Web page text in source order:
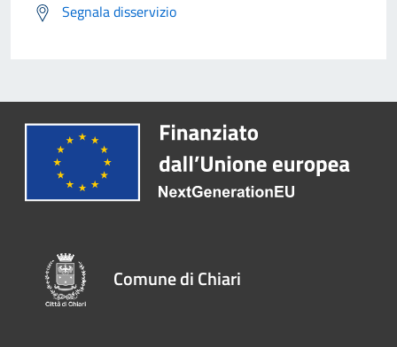
Segnala disservizio
Comune di Chiari